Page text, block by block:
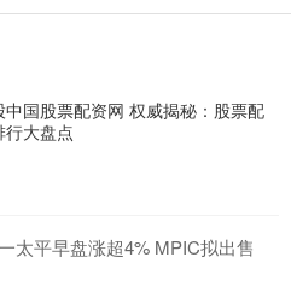
中国股票配资网 权威揭秘：股票配
行大盘点
太平早盘涨超4% MPIC拟出售